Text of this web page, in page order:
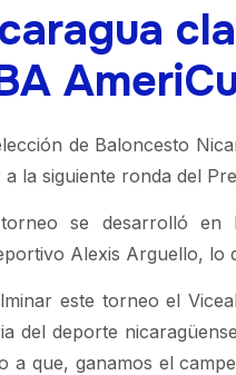
de Baloncesto
a la siguiente ronda del
se desarrolló en
Alexis Arguello, lo
este torneo el
del deporte
a que, ganamos el